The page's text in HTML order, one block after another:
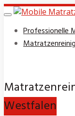
Skip
to
main
content
Toggle
Professionelle
Westfalen